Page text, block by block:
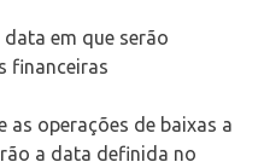
data em que serão
financeiras
as operações de baixas a
a data definida no